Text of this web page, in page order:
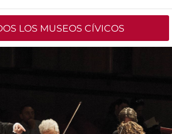
LOS MUSEOS CÍVICOS